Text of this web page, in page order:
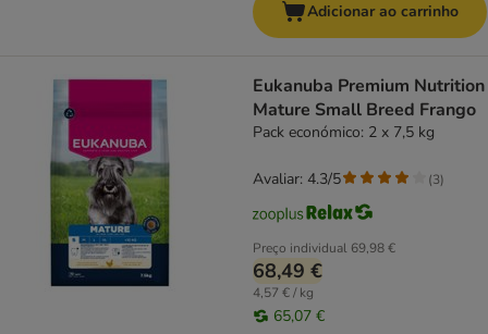
Adicionar ao carrinho
Eukanuba Premium Nutrition
Mature Small Breed Frango
Pack económico: 2 x 7,5 kg
Preço individual 69,98 €
68,49 €
4,57 € / kg
65,07 €
Avaliar: 4.3/5 (3)